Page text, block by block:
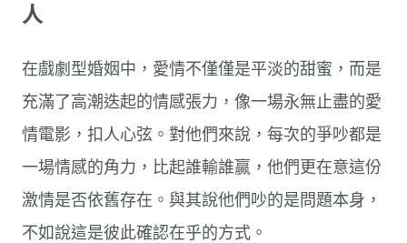
人
在戲劇型婚姻中，愛情不僅僅是平淡的甜蜜，而是
充滿了高潮迭起的情感張力，像一場永無止盡的愛
情電影，扣人心弦。對他們來說，每次的爭吵都是
一場情感的角力，比起誰輸誰贏，他們更在意這份
激情是否依舊存在。與其說他們吵的是問題本身，
不如說這是彼此確認在乎的方式。